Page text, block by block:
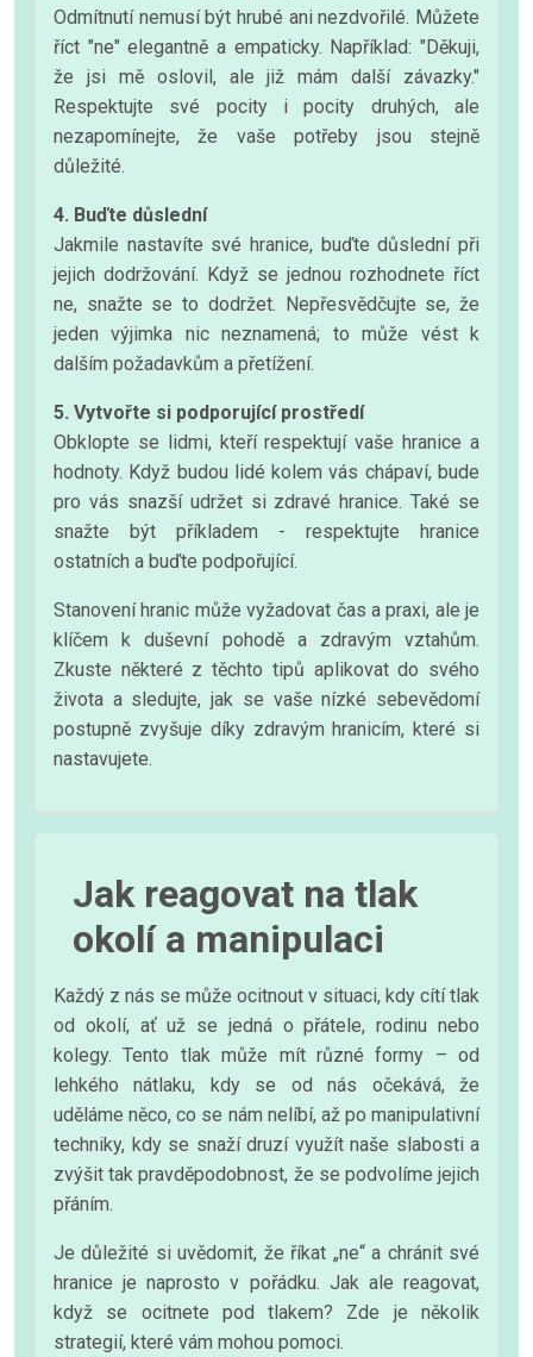
Odmítnutí nemusí být hrubé ani nezdvořilé. Můžete
říct "ne" elegantně a empaticky. Například: "Děkuji,
že jsi mě oslovil, ale již mám další závazky."
Respektujte své pocity i pocity druhých, ale
nezapomínejte, že vaše potřeby jsou stejně
důležité.
4. Buďte důslední
Jakmile nastavíte své hranice, buďte důslední při
jejich dodržování. Když se jednou rozhodnete říct
ne, snažte se to dodržet. Nepřesvědčujte se, že
jeden výjimka nic neznamená; to může vést k
dalším požadavkům a přetížení.
5. Vytvořte si podporující prostředí
Obklopte se lidmi, kteří respektují vaše hranice a
hodnoty. Když budou lidé kolem vás chápaví, bude
pro vás snazší udržet si zdravé hranice. Také se
snažte být příkladem - respektujte hranice
ostatních a buďte podpořující.
Stanovení hranic může vyžadovat čas a praxi, ale je
klíčem k duševní pohodě a zdravým vztahům.
Zkuste některé z těchto tipů aplikovat do svého
života a sledujte, jak se vaše nízké sebevědomí
postupně zvyšuje díky zdravým hranicím, které si
nastavujete.
Jak reagovat na tlak
okolí a manipulaci
Každý z nás se může ocitnout v situaci, kdy cítí tlak
od okolí, ať už se jedná o přátele, rodinu nebo
kolegy. Tento tlak může mít různé formy – od
lehkého nátlaku, kdy se od nás očekává, že
uděláme něco, co se nám nelíbí, až po manipulativní
techniky, kdy se snaží druzí využít naše slabosti a
zvýšit tak pravděpodobnost, že se podvolíme jejich
přáním.
Je důležité si uvědomit, že říkat „ne“ a chránit své
hranice je naprosto v pořádku. Jak ale reagovat,
když se ocitnete pod tlakem? Zde je několik
strategií, které vám mohou pomoci.